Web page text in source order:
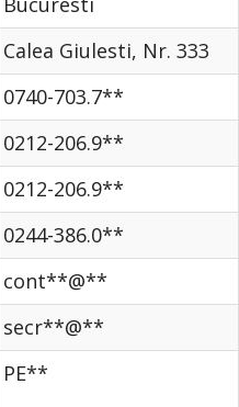
Calea Giulesti, Nr. 333
0740-703.7**
0212-206.9**
0212-206.9**
0244-386.0**
cont**@**
secr**@**
PE**